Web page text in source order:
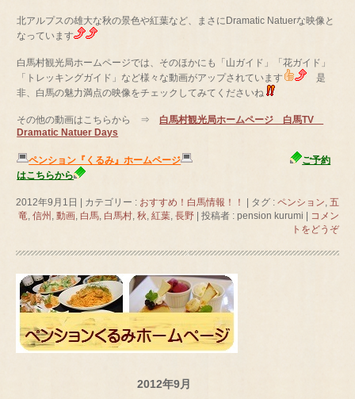
北アルプスの雄大な秋の景色や紅葉など、まさにDramatic Natuerな映像と
なっています
白馬村観光局ホームページでは、そのほかにも「山ガイド」「花ガイド」
「トレッキングガイド」など様々な動画がアップされています
是
非、白馬の魅力満点の映像をチェックしてみてくださいね
その他の動画はこちらから ⇒ 白馬村観光局ホームページ 白馬TV
Dramatic Natuer Days
ペンション『くるみ』ホームページ
ご予約
はこちらから
2012年9月1日 カテゴリー : おすすめ！白馬情報！！ タグ : ペンション, 五
竜, 信州 , 動画, 白馬, 白馬村, 秋, 紅葉, 長野 投稿者 : pension kurumi
コメン
トをどうぞ
2012年9月